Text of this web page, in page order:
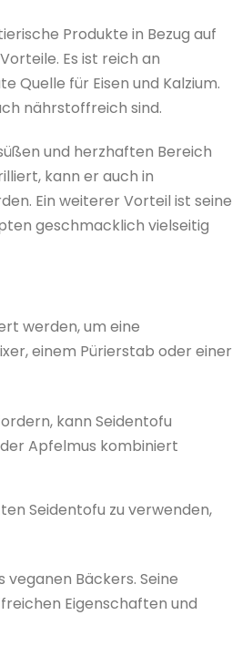
Produkte in Bezug auf
Es ist reich an
Quelle für Eisen und Kalzium.
nährstoffreich sind.
und herzhaften Bereich
kann er auch in
Ein weiterer Vorteil ist seine
geschmacklich vielseitig
werden, um eine
einem Pürierstab oder einer
kann Seidentofu
Apfelmus kombiniert
Seidentofu zu verwenden,
Bäckers. Seine
Eigenschaften und